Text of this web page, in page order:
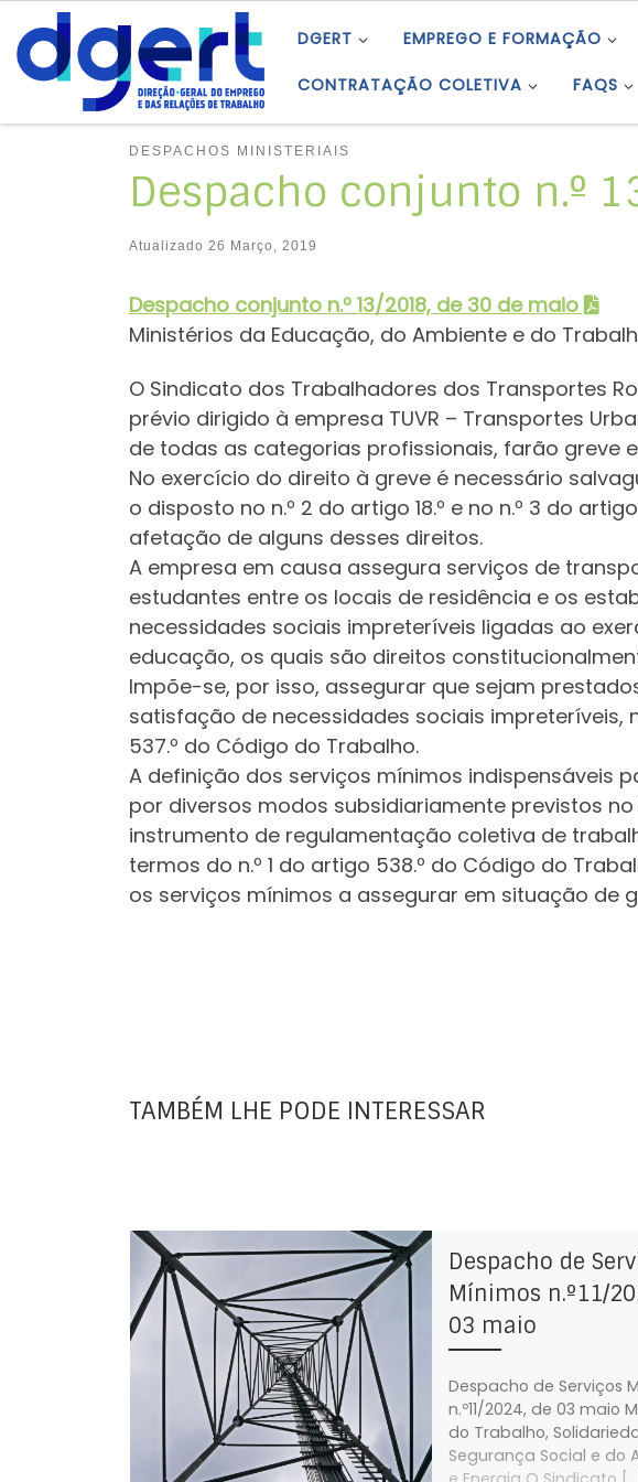
Skip to content DGERT EMPREGO E FORMAÇÃO
CONTRATAÇÃO COLETIVA FAQS
DESPACHOS MINISTERIAIS
Despacho conjunto n.º
Atualizado 26 Março, 2019
Despacho conjunto n.º 13/2018, de 30 de maio
Ministérios da Educação, do Ambiente e do
O Sindicato dos Trabalhadores dos Transportes
prévio dirigido à empresa TUVR – Transportes
de todas as categorias profissionais, farão greve
No exercício do direito à greve é necessário
o disposto no n.º 2 do artigo 18.º e no n.º 3 do
afetação de alguns desses direitos.
A empresa em causa assegura serviços de
estudantes entre os locais de residência e os
necessidades sociais impreteríveis ligadas ao
educação, os quais são direitos
Impõe-se, por isso, assegurar que sejam
satisfação de necessidades sociais impreteríveis,
537.º do Código do Trabalho.
A definição dos serviços mínimos indispensáveis
por diversos modos subsidiariamente previstos
instrumento de regulamentação coletiva de
termos do n.º 1 do artigo 538.º do Código do
os serviços mínimos a assegurar em situação de
TAMBÉM LHE PODE INTERESSAR
Despacho de
Mínimos n.º11/
03 maio
Despacho de Serviços
n.º11/2024, de 03 maio
do Trabalho,
Segurança Social e do